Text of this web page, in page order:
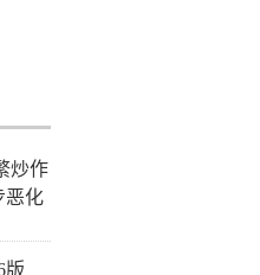
炒作
恶化
版